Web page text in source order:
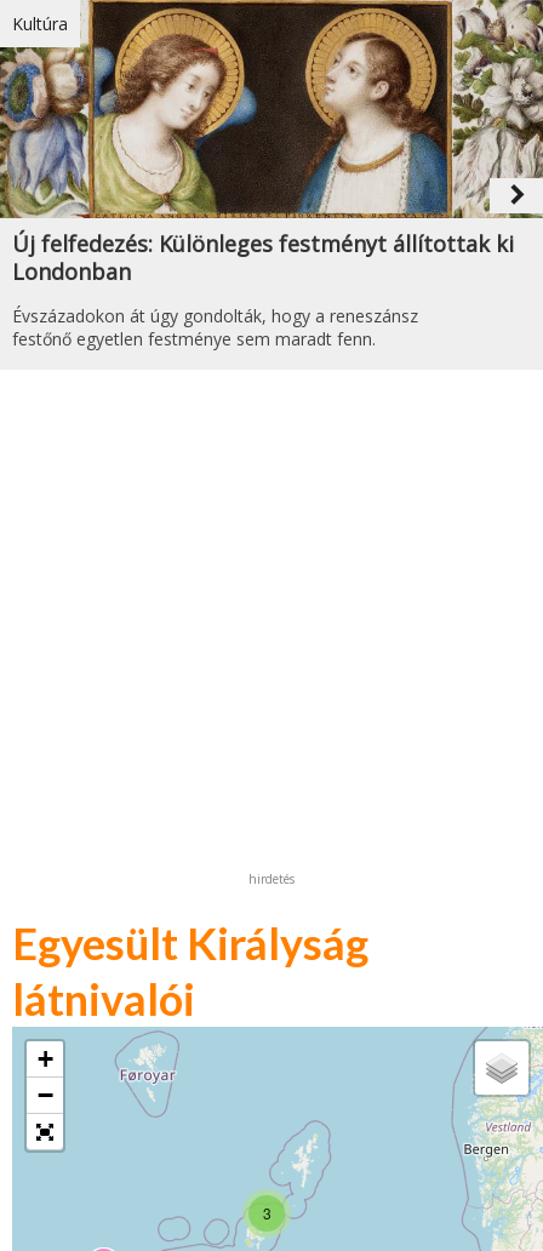
Kultúra
navigate_next
Új felfedezés: Különleges festményt állítottak ki
Londonban
Évszázadokon át úgy gondolták, hogy a reneszánsz
festőnő egyetlen festménye sem maradt fenn.
hirdetés
Egyesült Királyság
látnivalói
3
+
−